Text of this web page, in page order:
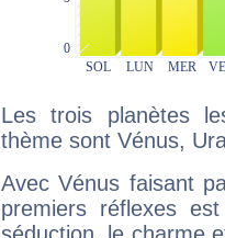
Les trois planètes
thème sont Vénus,
Avec Vénus faisant
premiers réflexes